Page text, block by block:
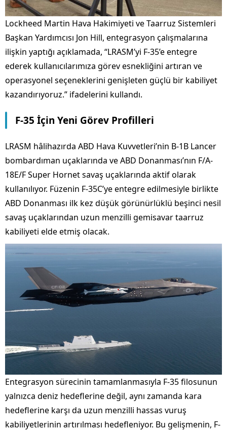
Lockheed Martin Hava Hakimiyeti ve Taarruz Sistemleri
Başkan Yardımcısı Jon Hill, entegrasyon çalışmalarına
ilişkin yaptığı açıklamada, “LRASM’yi F-35’e entegre
ederek kullanıcılarımıza görev esnekliğini artıran ve
operasyonel seçeneklerini genişleten güçlü bir kabiliyet
kazandırıyoruz.” ifadelerini kullandı.
F-35 İçin Yeni Görev Profilleri
LRASM hâlihazırda ABD Hava Kuvvetleri’nin B-1B Lancer
bombardıman uçaklarında ve ABD Donanması’nın F/A-
18E/F Super Hornet savaş uçaklarında aktif olarak
kullanılıyor. Füzenin F-35C’ye entegre edilmesiyle birlikte
ABD Donanması ilk kez düşük görünürlüklü beşinci nesil
savaş uçaklarından uzun menzilli gemisavar taarruz
kabiliyeti elde etmiş olacak.
Entegrasyon sürecinin tamamlanmasıyla F-35 filosunun
yalnızca deniz hedeflerine değil, aynı zamanda kara
hedeflerine karşı da uzun menzilli hassas vuruş
kabiliyetlerinin artırılması hedefleniyor. Bu gelişmenin, F-